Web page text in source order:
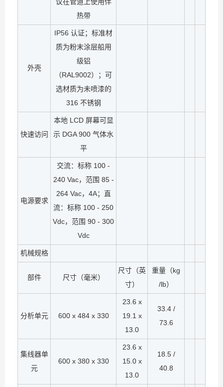
热带
外壳
IP56 认证；标准材
质为粉末涂层船用
级铝
（RAL9002）；可
选材质为未喷漆的
316 不锈钢
快速访问
本地 LCD 屏幕可显
示 DGA 900 气体水
平
电源要求
交流：标称 100 -
240 Vac，范围 85 -
264 Vac，4A；直
流：标称 100 - 250
Vdc，范围 90 - 300
Vdc
机械规格
部件 尺寸（毫米）
尺寸（英
寸）
重量（kg
/lb）
分析单元 600 x 484 x 330
23.6 x
19.1 x
13.0
33.4 /
73.6
集线器单
元
600 x 380 x 330
23.6 x
15.0 x
13.0
18.5 /
40.8